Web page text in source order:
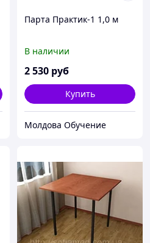
Парта Практик-1 1,0 м
В наличии
2 530 руб
Купить
Молдова Обучение